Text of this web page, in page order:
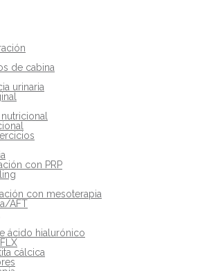
de cabina
urinaria
con PRP
con mesoterapia
AFT
ácido hialurónico
cálcica